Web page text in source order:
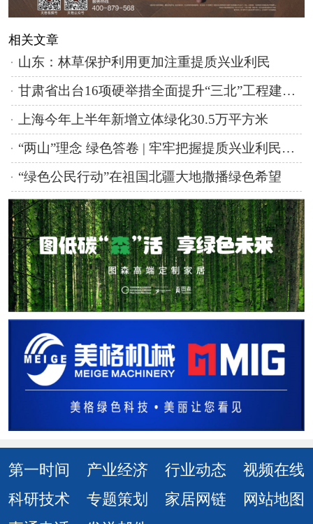
相关文章
山东：林草保护利用更加注重提质兴业利民
甘肃省出台16项硬举措全面提升“三北”工程建设质量
上海今年上半年新增立体绿化30.5万平方米
“两山”理念 绿色答卷 | 牢牢把握提质兴业利民主攻方向
“绿色公民行动”在祖国北疆大地撒播绿色希望
第一时间 产业经济 行业动态
视频在线
科研技术
专题策划 家居网链
网站地图